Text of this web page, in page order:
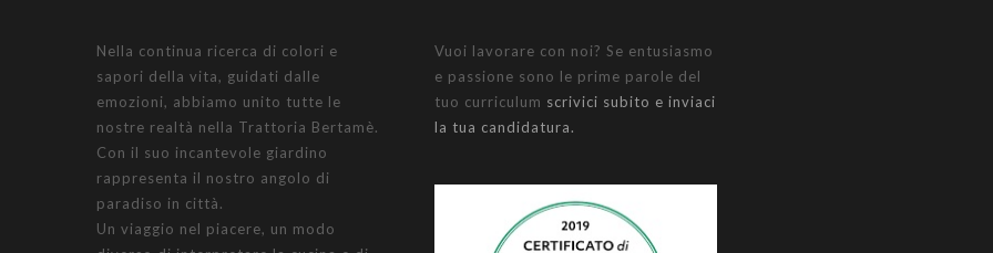
Nella continua ricerca di colori e
sapori della vita, guidati dalle
emozioni, abbiamo unito tutte le
nostre realtà nella Trattoria Bertamè.
Con il suo incantevole giardino
rappresenta il nostro angolo di
paradiso in città.
Un viaggio nel piacere, un modo
Vuoi lavorare con noi? Se entusiasmo
e passione sono le prime parole del
tuo curriculum scrivici subito e inviaci
la tua candidatura.